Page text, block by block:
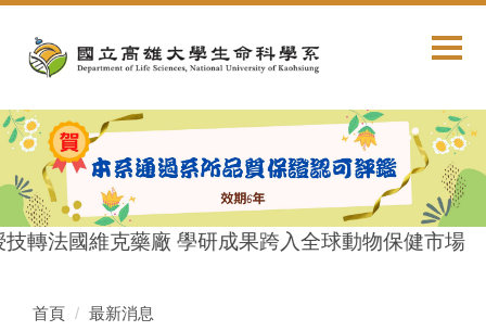
內
容
轉法國維克藥廠 學研成果跨入全球動物保健市場
首頁 最新消息